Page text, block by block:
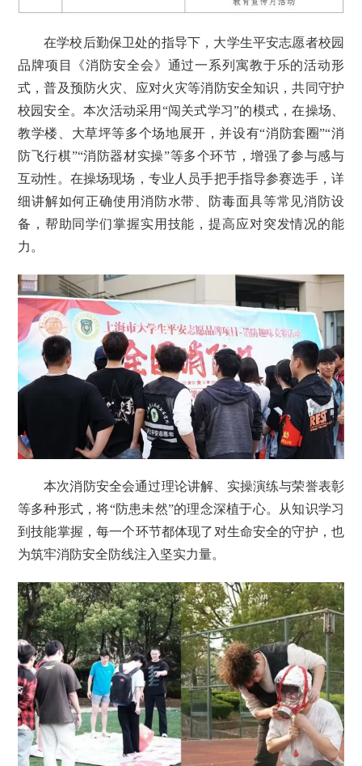
在学校后勤保卫处的指导下，大学生平安志愿者校园
品牌项目《消防安全会》通过一系列寓教于乐的活动形
式，普及预防火灾、应对火灾等消防安全知识，共同守护
校园安全。本次活动采用“闯关式学习”的模式，在操场、
教学楼、大草坪等多个场地展开，并设有“消防套圈”“消
防飞行棋”“消防器材实操”等多个环节，增强了参与感与
互动性。在操场现场，专业人员手把手指导参赛选手，详
细讲解如何正确使用消防水带、防毒面具等常见消防设
备，帮助同学们掌握实用技能，提高应对突发情况的能
力。
本次消防安全会通过理论讲解、实操演练与荣誉表彰
等多种形式，将“防患未然”的理念深植于心。从知识学习
到技能掌握，每一个环节都体现了对生命安全的守护，也
为筑牢消防安全防线注入坚实力量。